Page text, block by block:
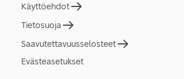
Käyttöehdot
Tietosuoja
Saavutettavuusselosteet
Evästeasetukset